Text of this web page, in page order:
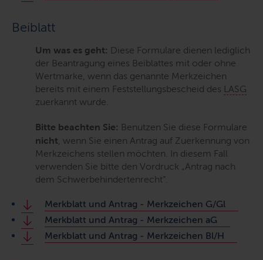
Beiblatt
Um was es geht: Diese Formulare dienen lediglich
der Beantragung eines Beiblattes mit oder ohne
Wertmarke, wenn das genannte Merkzeichen
bereits mit einem Feststellungsbescheid des LASG
zuerkannt wurde.
Bitte beachten Sie: Benutzen Sie diese Formulare
nicht, wenn Sie einen Antrag auf Zuerkennung von
Merkzeichens stellen möchten. In diesem Fall
verwenden Sie bitte den Vordruck „Antrag nach
dem Schwerbehindertenrecht“.
Merkblatt und Antrag - Merkzeichen G/Gl
Merkblatt und Antrag - Merkzeichen aG
Merkblatt und Antrag - Merkzeichen Bl/H